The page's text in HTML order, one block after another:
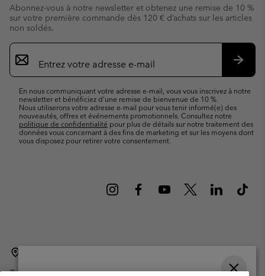
Abonnez-vous à notre newsletter et obtenez une remise de 10 %
sur votre première commande dès 120 € d’achats sur les articles
non soldés.
Inscription
par
e-
En nous communiquant votre adresse e-mail, vous vous inscrivez à notre
newsletter et bénéficiez d’une remise de bienvenue de 10 %.
Nous utiliserons votre adresse e-mail pour vous tenir informé(e) des
nouveautés, offres et événements promotionnels. Consultez notre
politique de confidentialité pour plus de détails sur notre traitement des
données vous concernant à des fins de marketing et sur les moyens dont
vous disposez pour retirer votre consentement.
©2026Columbia Sportswear International Sarl. Avenue des Morgines, 12